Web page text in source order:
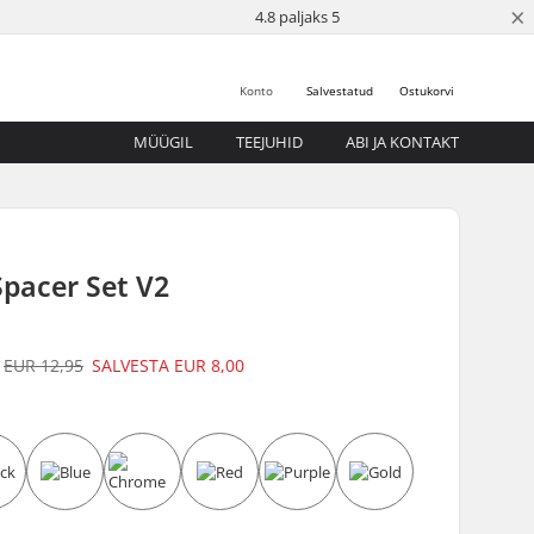
4.8 paljaks 5 ×
Ostukorvi
Salvestatud
Konto
MÜÜGIL TEEJUHID ABI JA KONTAKT
Set V2
EUR 12,95 SALVESTA EUR 8,00